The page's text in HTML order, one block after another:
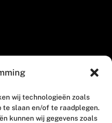
wij technologieën zoals
te slaan en/of te raadplegen.
kunnen wij gegevens zoals